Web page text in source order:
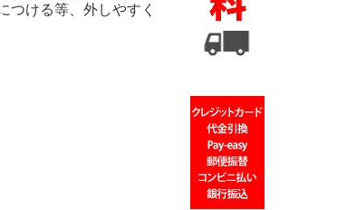
つける等、外しやすく